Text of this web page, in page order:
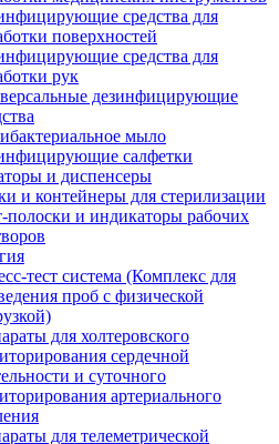
средства для
поверхностей
средства для
рук
дезинфицирующие
мыло
салфетки
и диспенсеры
и контейнеры для стерилизации
полоски и индикаторы рабочих
тест система (Комплекс для
проб с физической
для холтеровского
сердечной
и суточного
артериального
для телеметрической